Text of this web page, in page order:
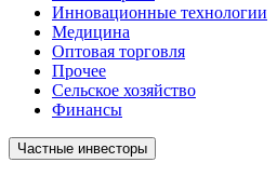
Инновационные технологии
Медицина
Оптовая торговля
Прочее
Сельское хозяйство
Финансы
Частные инвесторы